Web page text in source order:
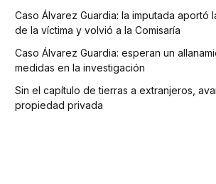
Caso Álvarez Guardia: la imputada aportó
de la víctima y volvió a la Comisaría
Caso Álvarez Guardia: esperan un
medidas en la investigación
Sin el capítulo de tierras a extranjeros,
propiedad privada